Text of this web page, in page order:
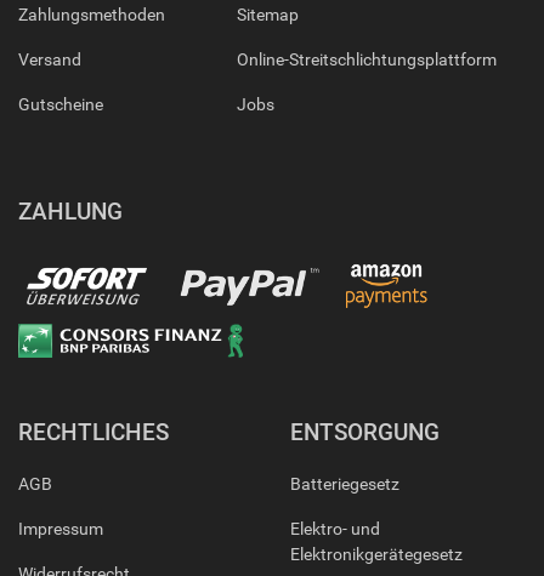
Zahlungsmethoden
Versand
Gutscheine
Sitemap
Online-Streitschlichtungsplattform
Jobs
ZAHLUNG
RECHTLICHES
AGB
Impressum
ENTSORGUNG
Batteriegesetz
Elektro- und
Elektronikgerätegesetz